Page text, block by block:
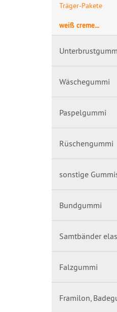
Träger-Pakete
weiß creme...
Wäschegummi
Paspelgummi
Rüschengummi
sonstige
Bundgummi
Samtbänder
Falzgummi
Framilon,